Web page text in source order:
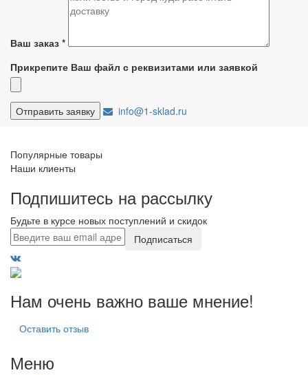
Ваш заказ *
Прикрепите Ваш файл с реквизитами или заявкой
info@1-sklad.ru
Популярные товары
Наши клиенты
Подпишитесь на рассылку
Будьте в курсе новых поступлений и скидок
Подписаться
Нам очень важно ваше мнение!
Оставить отзыв
Меню